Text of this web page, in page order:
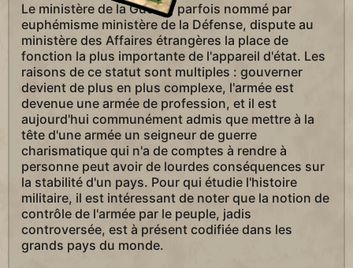
Le ministère de la Guerre, parfois nommé par
euphémisme ministère de la Défense, dispute au
ministère des Affaires étrangères la place de
fonction la plus importante de l'appareil d'état. Les
raisons de ce statut sont multiples : gouverner
devient de plus en plus complexe, l'armée est
devenue une armée de profession, et il est
aujourd'hui communément admis que mettre à la
tête d'une armée un seigneur de guerre
charismatique qui n'a de comptes à rendre à
personne peut avoir de lourdes conséquences sur
la stabilité d'un pays. Pour qui étudie l'histoire
militaire, il est intéressant de noter que la notion de
contrôle de l'armée par le peuple, jadis
controversée, est à présent codifiée dans les
grands pays du monde.